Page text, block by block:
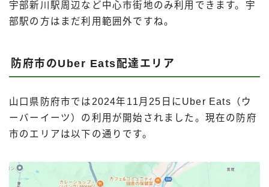
宇部新川駅周辺など中心市街地のみ利用できます。宇
部駅の方はまだ利用範囲外ですね。
防府市のUber Eats配達エリア
山口県防府市では2024年11月25日にUber Eats（ウ
ーバーイーツ）の利用が開始されました。現在の防府
市のエリアは以下の通りです。